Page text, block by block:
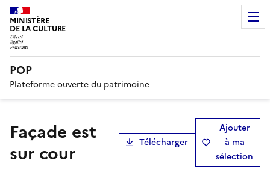
MINISTÈRE
DE LA CULTURE
POP
Plateforme ouverte du patrimoine
Façade est
sur cour
Télécharger
Ajouter
à ma
sélection